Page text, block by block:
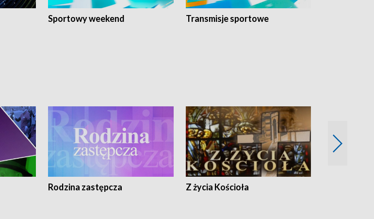
Sportowy weekend Transmisje sportowe
Rodzina zastępcza Z życia Kościoła